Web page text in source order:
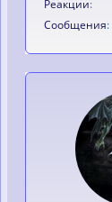
Реакции
Сообщения